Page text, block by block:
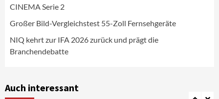
CINEMA Serie 2
Großer Bild-Vergleichstest 55-Zoll Fernsehgeräte
NIQ kehrt zur IFA 2026 zurück und prägt die
Branchendebatte
Auch interessant
6
Aktuell
CHERRY baut Vertriebsteam in
7
Klimageräte und Ventilatoren